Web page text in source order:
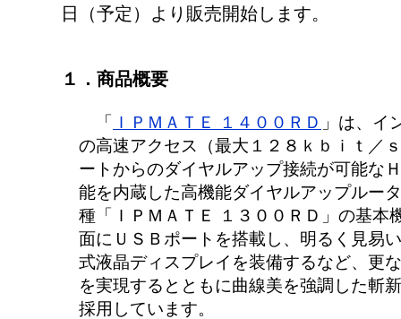
日（予定）より販売開始します。
１．商品概要
「 ＩＰＭＡＴＥ １４００ＲＤ 」は、イ
の高速アクセス（最大１２８ｋｂｉｔ／
ートからのダイヤルアップ接続が可能な
能を内蔵した高機能ダイヤルアップルー
種「ＩＰＭＡＴＥ １３００ＲＤ」の基本
面にＵＳＢポートを搭載し、明るく見易
式液晶ディスプレイを装備するなど、更
を実現するとともに曲線美を強調した斬
採用しています。